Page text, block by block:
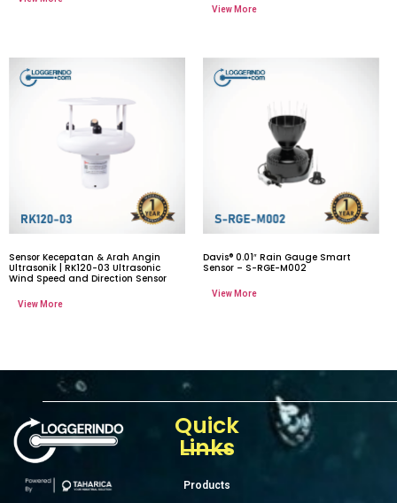
Sensor Kecepatan & Arah Angin
Ultrasonik | RK120-03 Ultrasonic
Wind Speed and Direction Sensor
Davis® 0.01″ Rain Gauge Smart
Sensor – S-RGE-M002
Quick
Links
Products